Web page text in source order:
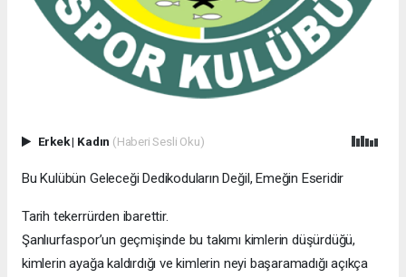
Erkek| Kadın (Haberi Sesli Oku)
Bu Kulübün Geleceği Dedikoduların Değil, Emeğin Eseridir
Tarih tekerrürden ibarettir.
Şanlıurfaspor’un geçmişinde bu takımı kimlerin düşürdüğü,
kimlerin ayağa kaldırdığı ve kimlerin neyi başaramadığı açıkça